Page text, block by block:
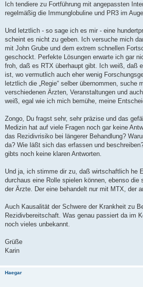
Ich tendiere zu Fortführung mit angepassten
regelmäßig die Immunglobuline und PR3 im
Und letztlich - so sage ich es mir - eine
scheint es nicht zu geben. Ich versuche mich
mit John Grube und dem extrem schnellen
geschockt. Perfekte Lösungen erwarte ich gar
froh, daß es RTX überhaupt gibt. Ich weiß, daß
ist, wo vermutlich auch eher wenig
letztlich die „Regie“ selber übernommen, suche
verschiedenen Ärzten, Veranstaltungen und
weiß, egal wie ich mich bemühe, meine
Zongo, Du fragst sehr, sehr präzise und das
Medizin hat auf viele Fragen noch gar keine
das Rezidivrisiko bei längerer Behandlung?
da? Wie läßt sich das erfassen und
gibts noch keine klaren Antworten.
Und ja, ich stimme dir zu, daß wirtschaftlich he
durchaus eine Rolle spielen können, ebenso die
der Ärzte. Der eine behandelt nur mit MTX, der
Auch Kausalität der Schwere der Krankheit zu
Rezidivbereitschaft. Was genau passiert da im
noch vieles unbekannt.
Grüße
Karin
Haegar